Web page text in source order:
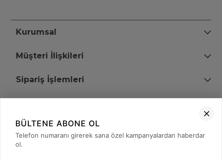
Kurumsal
Müşteri İlişkileri
Sipariş İşlemleri
+90 (850) 473 08 08
BÜLTENE ABONE OL
Telefon numaranı girerek sana özel kampanyalardan haberdar
ol.